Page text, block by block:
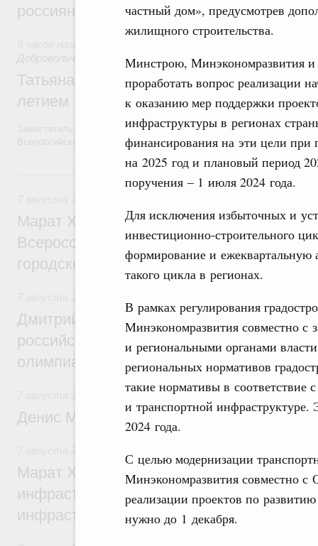
частный дом», предусмотрев
жилищного строительства.
Минстрою, Минэкономразвития
проработать вопрос реализации
к оказанию мер поддержки
инфраструктуры в регионах
финансирования на эти цели при
на 2025 год и плановый период
поручения – 1 июля 2024 года.
Для исключения избыточных и
инвестиционно-строительного
формирование и ежеквартальную
такого цикла в регионах.
В рамках регулирования
Минэкономразвития совместно с
и региональными органами
региональных нормативов
такие нормативы в соответствие
и транспортной
2024 года.
С целью модернизации
Минэкономразвития совместно
реализации проектов по
нужно до 1 декабря.
россиян с Днём физкультурника
Добровольчество и волонтёрство. Благотворительность
Татьяна Голикова поздравила
летием
Заместитель Председателя Правительства Татьяна Голикова
Всероссийского общественного движения «Волонтёры-медики» с
Вчера
Марат Хуснуллин провёл заседание
Всероссийского конкурса лучших
городской среды
Дмитрий Чернышенко и Сергей Кравцов
российскую сборную с победой на
олимпиаде по искусственному
Общие вопросы промышленной политики
Денис Мантуров посетил Ярославскую
Марат Хуснуллин: 15 объектов
инфраструктуры построили и обновили
инфраструктурным кредитам